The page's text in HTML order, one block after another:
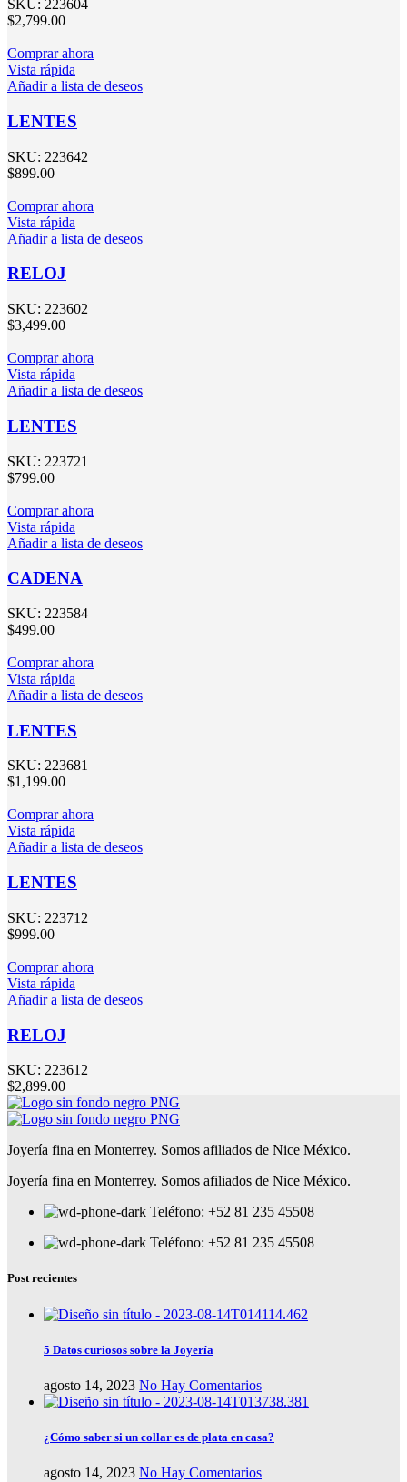
SKU: 223604
$2,799.00
Comprar ahora
Vista rápida
Añadir a lista de deseos
LENTES
SKU: 223642
$899.00
Comprar ahora
Vista rápida
Añadir a lista de deseos
RELOJ
SKU: 223602
$3,499.00
Comprar ahora
Vista rápida
Añadir a lista de deseos
LENTES
SKU: 223721
$799.00
Comprar ahora
Vista rápida
Añadir a lista de deseos
CADENA
SKU: 223584
$499.00
Comprar ahora
Vista rápida
Añadir a lista de deseos
LENTES
SKU: 223681
$1,199.00
Comprar ahora
Vista rápida
Añadir a lista de deseos
LENTES
SKU: 223712
$999.00
Comprar ahora
Vista rápida
Añadir a lista de deseos
RELOJ
SKU: 223612
$2,899.00
Joyería fina en Monterrey. Somos afiliados de Nice México.
Joyería fina en Monterrey. Somos afiliados de Nice México.
Teléfono: +52 81 235 45508
Teléfono: +52 81 235 45508
Post recientes
5 Datos curiosos sobre la Joyería
agosto 14, 2023 No Hay Comentarios
¿Cómo saber si un collar es de plata en casa?
agosto 14, 2023 No Hay Comentarios